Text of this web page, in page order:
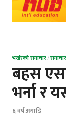
भर्खरको समाचार/समाचार
बहस
भर्ना र
६ वर्ष अगाडि